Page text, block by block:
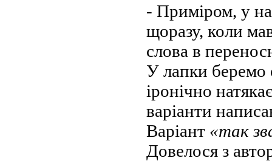
- Приміром, у
щоразу, коли
слова в
У лапки беремо
іронічно
варіанти
Варіант «так
Довелося з